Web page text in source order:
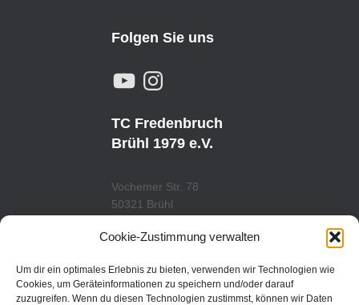
Cookie-Zustimmung verwalten
Um dir ein optimales Erlebnis zu bieten, verwenden wir Technologien wie
Cookies, um Geräteinformationen zu speichern und/oder darauf
zuzugreifen. Wenn du diesen Technologien zustimmst, können wir Daten
Folgen Sie uns
Y
O
U
B
E
N
A
G
R
A
TC Fredenbruch
Brühl 1979 e.V.
Vochemer Str. 78
50321 Brühl
www.tcfredenbruch.de